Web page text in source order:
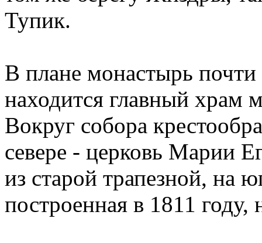
Тупик.
В плане монастырь
находится главный храм
Вокруг собора
севере - церковь Марии
из старой трапезной, на
построенная в 1811